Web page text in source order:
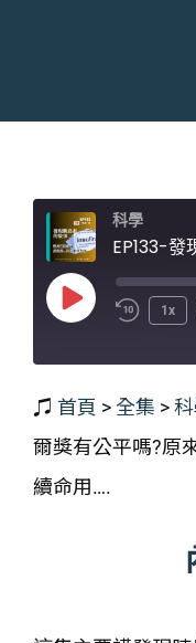
科學
Play
1x
SHARE
LINK
EMBED
♫ 首頁 > 全集 >
爾獎有公平嗎?原
續命用….